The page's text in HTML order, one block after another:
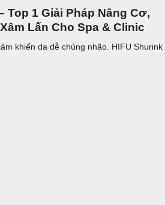
Top 1 Giải Pháp Nâng Cơ,
Lấn Cho Spa & Clinic
khiến da dễ chùng nhão. HIFU Shurink